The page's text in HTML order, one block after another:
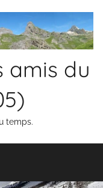
amis du
temps.